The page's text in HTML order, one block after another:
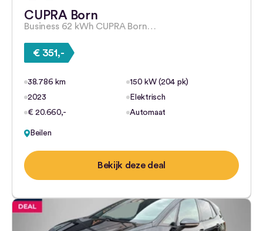
CUPRA Born
Business 62 kWh CUPRA Born…
€ 351,-
38.786 km
150 kW (204 pk)
2023
Elektrisch
€ 20.660,-
Automaat
Beilen
Bekijk deze deal